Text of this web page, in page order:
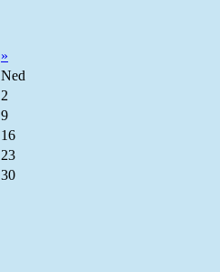
»
Ned
2
9
16
23
30